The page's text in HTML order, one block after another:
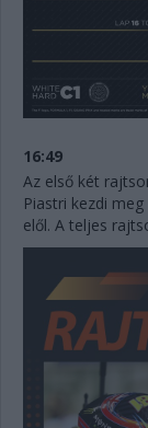
16:49
Az első két
Piastri kezdi
elől. A teljes